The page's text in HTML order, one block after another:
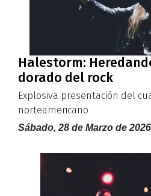
Halestorm:
dorado del rock
Explosiva presentación del
norteamericano
Sábado, 28 de Marzo de 2026